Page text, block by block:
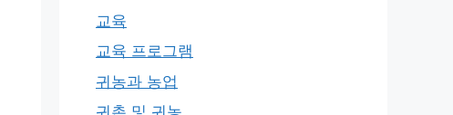
교육
교육 프로그램
귀농과 농업
귀촌 및 귀농